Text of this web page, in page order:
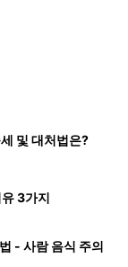
및 대처법은?
3가지
- 사람 음식 주의